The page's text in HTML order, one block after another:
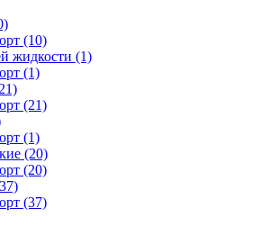
(10)
жидкости (1)
(1)
(21)
(1)
(20)
(20)
(37)